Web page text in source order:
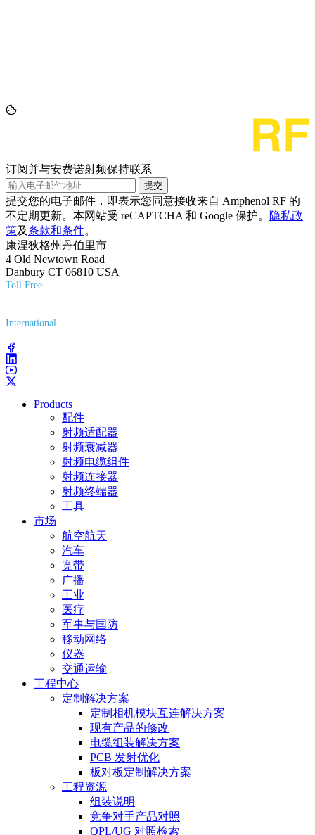
订阅并与安费诺射频保持联系
提交
提交您的电子邮件，即表示您同意接收来自 Amphenol RF 的
不定期更新。本网站受 reCAPTCHA 和 Google 保护。
隐私政
策及条款和条件。
康涅狄格州丹伯里市
4 Old Newtown Road
Danbury CT 06810 USA
Toll Free
International
Products
配件
射频适配器
射频衰减器
射频电缆组件
射频连接器
射频终端器
工具
市场
航空航天
汽车
宽带
广播
工业
医疗
军事与国防
移动网络
仪器
交通运输
工程中心
定制解决方案
定制相机模块互连解决方案
现有产品的修改
电缆组装解决方案
PCB 发射优化
板对板定制解决方案
工程资源
组装说明
竞争对手产品对照
QPL/UG 对照检索